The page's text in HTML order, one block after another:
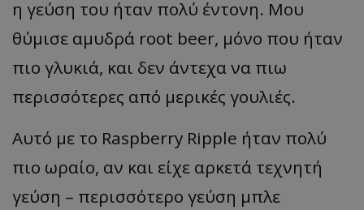
η γεύση του ήταν πολύ έντονη. Μου
θύμισε αμυδρά root beer, μόνο που ήταν
πιο γλυκιά, και δεν άντεχα να πιω
περισσότερες από μερικές γουλιές.
Αυτό με το Raspberry Ripple ήταν πολύ
πιο ωραίο, αν και είχε αρκετά τεχνητή
γεύση – περισσότερο γεύση μπλε